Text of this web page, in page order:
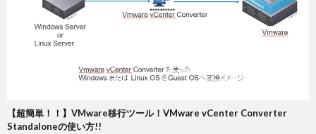
【超簡単！！】VMware移行ツール！VMware vCenter Converter
Standaloneの使い方!!